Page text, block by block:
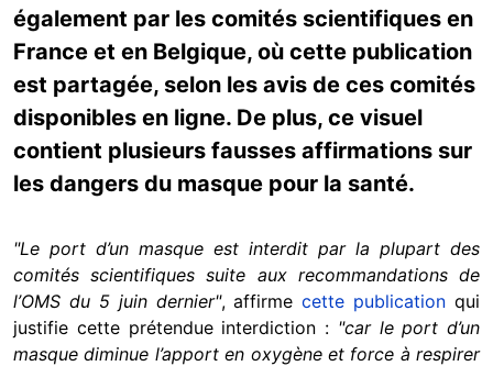
également par les comités scientifiques en
France et en Belgique, où cette publication
est partagée, selon les avis de ces comités
disponibles en ligne. De plus, ce visuel
contient plusieurs fausses affirmations sur
les dangers du masque pour la santé.
"Le port d’un masque est interdit par la plupart des
comités scientifiques suite aux recommandations de
l’OMS du 5 juin dernier", affirmecette publication qui
justifie cette prétendue interdiction : "car le port d’un
masque diminue l’apport en oxygène et force à respirer